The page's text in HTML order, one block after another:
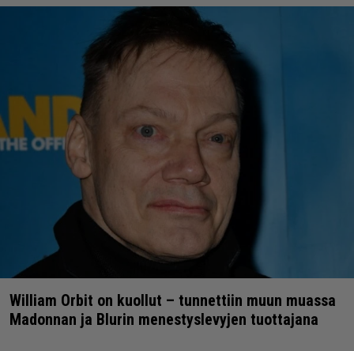
William Orbit on kuollut – tunnettiin muun muassa
Madonnan ja Blurin menestyslevyjen tuottajana